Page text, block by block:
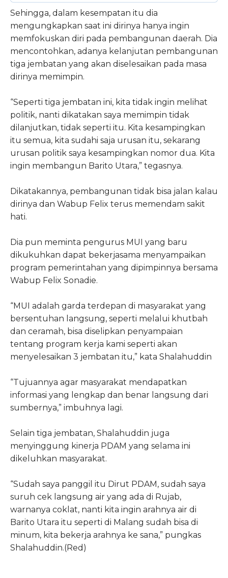
Sehingga, dalam kesempatan itu dia
mengungkapkan saat ini dirinya hanya ingin
memfokuskan diri pada pembangunan daerah. Dia
mencontohkan, adanya kelanjutan pembangunan
tiga jembatan yang akan diselesaikan pada masa
dirinya memimpin.
“Seperti tiga jembatan ini, kita tidak ingin melihat
politik, nanti dikatakan saya memimpin tidak
dilanjutkan, tidak seperti itu. Kita kesampingkan
itu semua, kita sudahi saja urusan itu, sekarang
urusan politik saya kesampingkan nomor dua. Kita
ingin membangun Barito Utara,” tegasnya.
Dikatakannya, pembangunan tidak bisa jalan kalau
dirinya dan Wabup Felix terus memendam sakit
hati.
Dia pun meminta pengurus MUI yang baru
dikukuhkan dapat bekerjasama menyampaikan
program pemerintahan yang dipimpinnya bersama
Wabup Felix Sonadie.
“MUI adalah garda terdepan di masyarakat yang
bersentuhan langsung, seperti melalui khutbah
dan ceramah, bisa diselipkan penyampaian
tentang program kerja kami seperti akan
menyelesaikan 3 jembatan itu,” kata Shalahuddin
“Tujuannya agar masyarakat mendapatkan
informasi yang lengkap dan benar langsung dari
sumbernya,” imbuhnya lagi.
Selain tiga jembatan, Shalahuddin juga
menyinggung kinerja PDAM yang selama ini
dikeluhkan masyarakat.
“Sudah saya panggil itu Dirut PDAM, sudah saya
suruh cek langsung air yang ada di Rujab,
warnanya coklat, nanti kita ingin arahnya air di
Barito Utara itu seperti di Malang sudah bisa di
minum, kita bekerja arahnya ke sana,” pungkas
Shalahuddin.(Red)